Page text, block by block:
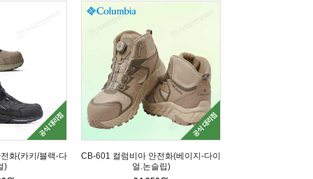
화(카키/블랙-다
)
CB-601 컬럼비아 안전화(베이지-다이
얼.논슬립)